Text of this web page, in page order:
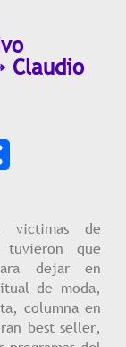
Claudio
de
tuvieron que
dejar en
de moda,
columna en
best seller,